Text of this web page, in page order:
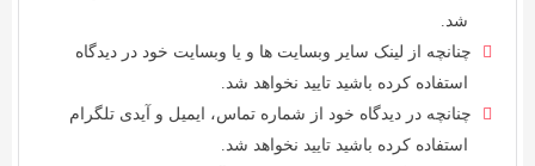
چنانچه از لینک سایر وبسایت ها و یا وبسایت خود در دیدگاه
استفاده کرده باشید تایید نخواهد شد.
چنانچه در دیدگاه خود از شماره تماس، ایمیل و آیدی تلگرام
استفاده کرده باشید تایید نخواهد شد.